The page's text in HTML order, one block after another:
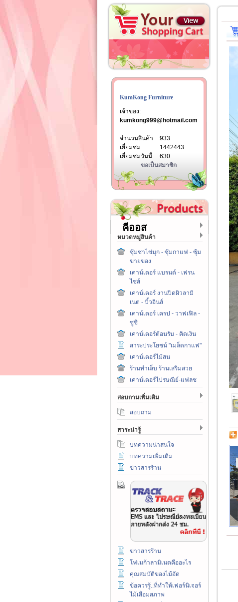
KumKong Furniture
เจ้าของ:
kumkong999@hotmail.com
จำนวนสินค้า
933
เยี่ยมชม
1442443
เยี่ยมชมวันนี้
630
ขอเป็นสมาชิก
คีออส
หมวดหมู่สินค้า
ซุ้มชาไข่มุก - ซุ้มกาแฟ - ซุ้ม
ขายของ
เคาน์เตอร์ แบรนด์ - เฟรน
ไชส์
เคาน์เตอร์ งานปิดผิวลามิ
เนต - บิ้วอินส์
เคาน์เตอร์ เครป - วาฟเฟิล -
ซูชิ
เคาน์เตอร์ต้อนรับ - คิดเงิน
สาระประโยชน์ "เมล็ดกาแฟ"
เคาน์เตอร์ไม้สน
ร้านทำเล็บ ร้านเสริมสวย
เคาน์เตอร์ไปรษณีย์-แฟลช
สอบถามเพิ่มเติม
สอบถาม
สาระน่ารู้
บทความน่าสนใจ
บทความเพิ่มเติม
ข่าวสารร้าน
ข่าวสารร้าน
โฟเมก้าลามิเนตคืออะไร
คุณสมบัติของไม้อัด
ข้อควรรู้..ที่ทำให้เฟอร์นิเจอร์
ไม้เสื่อมสภาพ